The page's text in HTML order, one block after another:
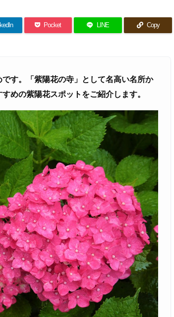
Pocket LINE Copy
す。「紫陽花の寺」として名高い名所か
めの紫陽花スポットをご紹介します。